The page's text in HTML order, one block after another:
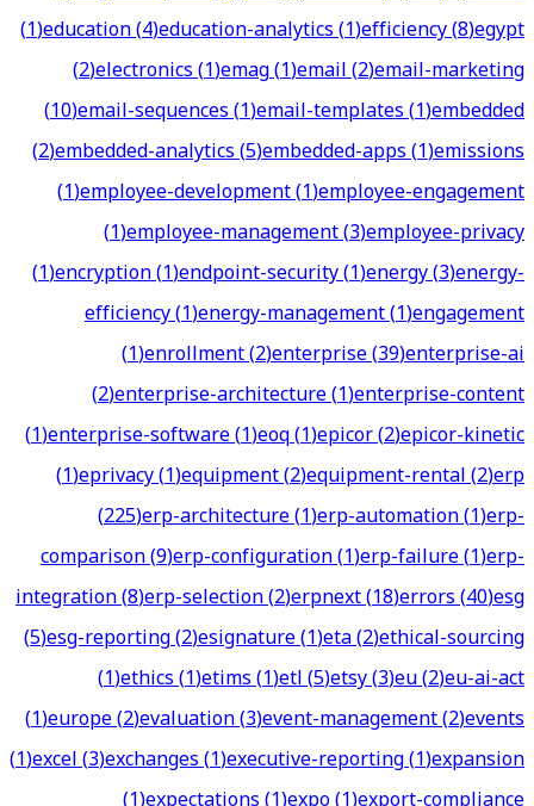
(1)education(4)education-analytics(1)efficiency(8)egypt
(2)electronics(1)emag(1)email(2)email-marketing
(10)email-sequences(1)email-templates(1)embedded
(2)embedded-analytics(5)embedded-apps(1)emissions
(1)employee-development(1)employee-engagement
(1)employee-management(3)employee-privacy
(1)encryption(1)endpoint-security(1)energy(3)energy-
efficiency(1)energy-management(1)engagement
(1)enrollment(2)enterprise(39)enterprise-ai
(2)enterprise-architecture(1)enterprise-content
(1)enterprise-software(1)eoq(1)epicor(2)epicor-kinetic
(1)eprivacy(1)equipment(2)equipment-rental(2)erp
(225)erp-architecture(1)erp-automation(1)erp-
comparison(9)erp-configuration(1)erp-failure(1)erp-
integration(8)erp-selection(2)erpnext(18)errors(40)esg
(5)esg-reporting(2)esignature(1)eta(2)ethical-sourcing
(1)ethics(1)etims(1)etl(5)etsy(3)eu(2)eu-ai-act
(1)europe(2)evaluation(3)event-management(2)events
(1)excel(3)exchanges(1)executive-reporting(1)expansion